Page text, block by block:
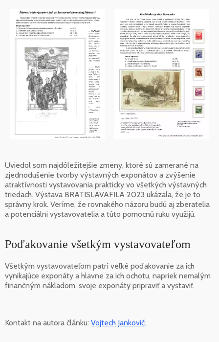
Uviedol som najdôležitejšie zmeny, ktoré sú zamerané na
zjednodušenie tvorby výstavných exponátov a zvýšenie
atraktívnosti vystavovania prakticky vo všetkých výstavných
triedach. Výstava BRATISLAVAFILA 2023 ukázala, že je to
správny krok. Veríme, že rovnakého názoru budú aj zberatelia
a potenciálni vystavovatelia a túto pomocnú ruku využijú.
Poďakovanie všetkým vystavovateľom
Všetkým vystavovateľom patrí veľké poďakovanie za ich
vynikajúce exponáty a hlavne za ich ochotu, napriek nemalým
finančným nákladom, svoje exponáty pripraviť a vystaviť.
Kontakt na autora článku: Vojtech Jankovič.